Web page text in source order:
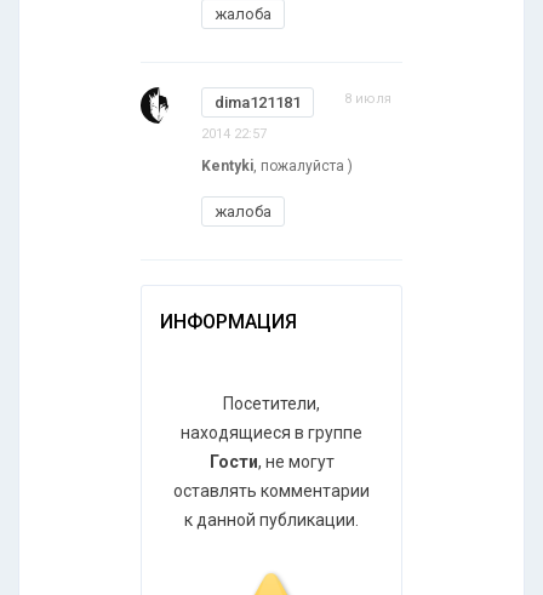
жалоба
dima121181 8 июля
2014 22:57
Kentyki, пожалуйста )
жалоба
ИНФОРМАЦИЯ
Посетители,
находящиеся в группе
Гости, не могут
оставлять комментарии
к данной публикации.